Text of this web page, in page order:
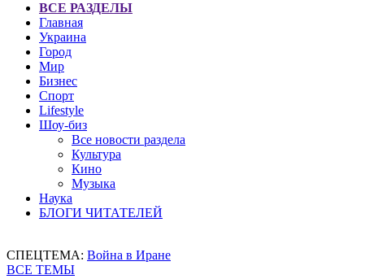
ВСЕ РАЗДЕЛЫ
Главная
Украина
Город
Мир
Бизнес
Спорт
Lifestyle
Шоу-биз
Все новости раздела
Культура
Кино
Музыка
Наука
БЛОГИ ЧИТАТЕЛЕЙ
СПЕЦТЕМА: Война в Иране
ВСЕ ТЕМЫ